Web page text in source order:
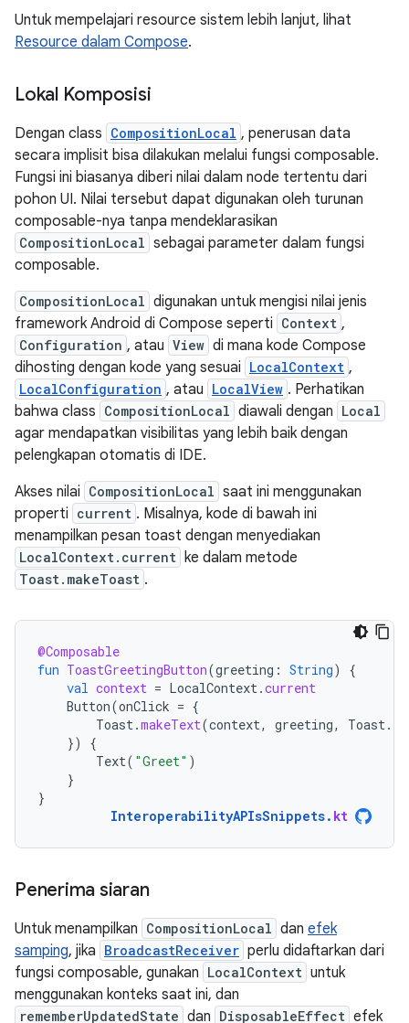
Untuk mempelajari resource sistem lebih lanjut, lihat
Resource dalam Compose.
Lokal Komposisi
Dengan class CompositionLocal , penerusan data
secara implisit bisa dilakukan melalui fungsi composable.
Fungsi ini biasanya diberi nilai dalam node tertentu dari
pohon UI. Nilai tersebut dapat digunakan oleh turunan
composable-nya tanpa mendeklarasikan
CompositionLocal sebagai parameter dalam fungsi
composable.
CompositionLocal digunakan untuk mengisi nilai jenis
framework Android di Compose seperti Context ,
Configuration , atau View di mana kode Compose
dihosting dengan kode yang sesuai LocalContext ,
LocalConfiguration , atau LocalView . Perhatikan
bahwa class CompositionLocal diawali dengan Local
agar mendapatkan visibilitas yang lebih baik dengan
pelengkapan otomatis di IDE.
Akses nilai CompositionLocal saat ini menggunakan
properti current . Misalnya, kode di bawah ini
menampilkan pesan toast dengan menyediakan
LocalContext.current ke dalam metode
Toast.makeToast .
@Composable
fun ToastGreetingButton(greeting : String)
{
val context = LocalContext.current
Button(onClick = {
Toast.makeText(context, greeting, Toast.
})
{
Text( "Greet" )
}
}
InteroperabilityAPIsSnippets. kt
Penerima siaran
Untuk menampilkan CompositionLocal dan efek
samping, jika BroadcastReceiver perlu didaftarkan dari
fungsi composable, gunakan LocalContext untuk
menggunakan konteks saat ini, dan
rememberUpdatedState dan DisposableEffect efek